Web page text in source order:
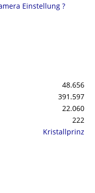
Einstellung ?
48.656
391.597
22.060
222
Kristallprinz